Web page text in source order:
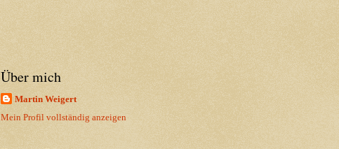
Über mich
Martin Weigert
Mein Profil vollständig anzeigen